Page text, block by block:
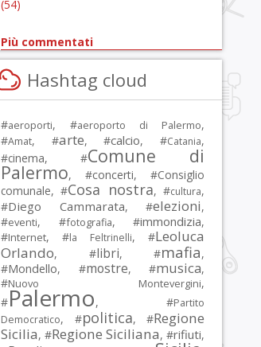
(54)
Più commentati
Hashtag cloud
#aeroporti, #aeroporto di Palermo,
#Amat, #arte, #calcio, #Catania,
#cinema, #Comune di
Palermo, #concerti, #Consiglio
comunale, #Cosa nostra, #cultura,
#Diego Cammarata, #elezioni,
#eventi, #fotografia, #immondizia,
#Internet, #la Feltrinelli, #Leoluca
Orlando, #libri, #mafia,
#Mondello, #mostre, #musica,
#Nuovo Montevergini,
#Palermo, #Partito
Democratico, #politica, #Regione
Sicilia, #Regione Siciliana, #rifiuti,